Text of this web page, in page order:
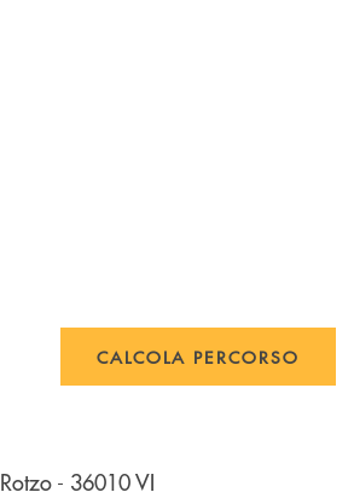
CALCOLA PERCORSO
Rotzo - 36010VI